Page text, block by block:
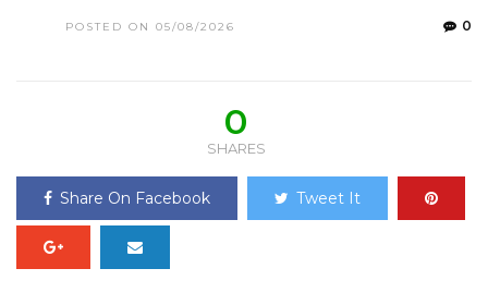
POSTED ON 05/08/2026 0
0
SHARES
Share On Facebook Tweet It